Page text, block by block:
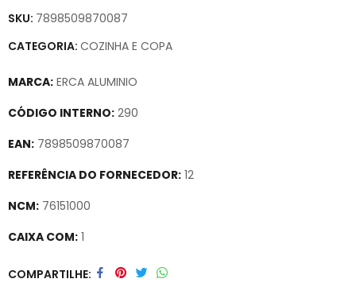
SKU: 7898509870087
CATEGORIA: COZINHA E COPA
MARCA: ERCA ALUMINIO
CÓDIGO INTERNO: 290
EAN: 7898509870087
REFERÊNCIA DO FORNECEDOR: 12
NCM: 76151000
CAIXA COM: 1
Secure crypto portfolio manager for desktops and mobile –
COMPARTILHE